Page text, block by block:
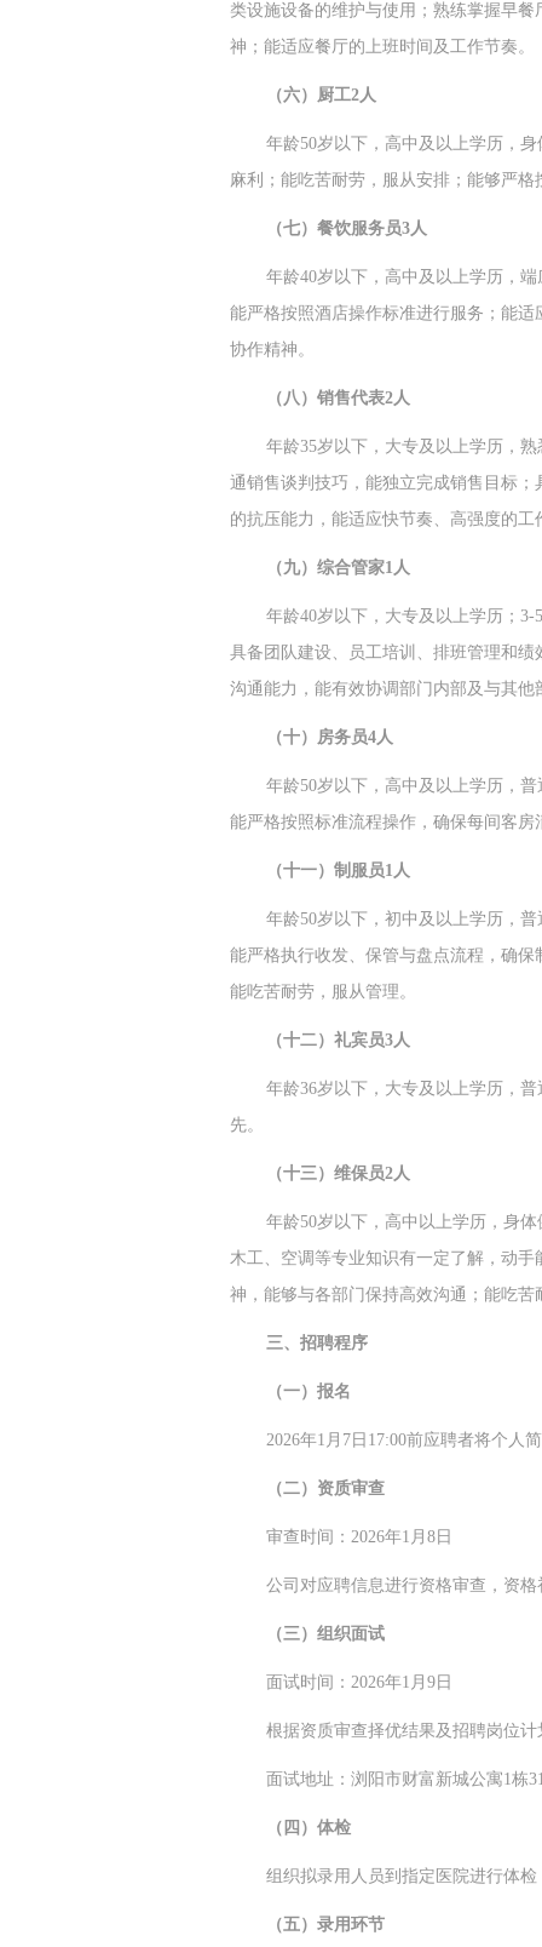
类设施设备的维护与使用；熟练掌握早
神；能适应餐厅的上班时间及工作节奏。
（六）厨工2人
年龄50岁以下，高中及以上学历，
麻利；能吃苦耐劳，服从安排；能够严
（七）餐饮服务员3人
年龄40岁以下，高中及以上学历，
能严格按照酒店操作标准进行服务；能
协作精神。
（八）销售代表2人
年龄35岁以下，大专及以上学历，
通销售谈判技巧，能独立完成销售目标
的抗压能力，能适应快节奏、高强度的工
（九）综合管家1人
年龄40岁以下，大专及以上学历；
具备团队建设、员工培训、排班管理和
沟通能力，能有效协调部门内部及与其
（十）房务员4人
年龄50岁以下，高中及以上学历，
能严格按照标准流程操作，确保每间客
（十一）制服员1人
年龄50岁以下，初中及以上学历，
能严格执行收发、保管与盘点流程，确
能吃苦耐劳，服从管理。
（十二）礼宾员3人
年龄36岁以下，大专及以上学历，
先。
（十三）维保员2人
年龄50岁以下，高中以上学历，身
木工、空调等专业知识有一定了解，动
神，能够与各部门保持高效沟通；能吃
三、招聘程序
（一）报名
2026年1月7日17:00前应聘者将个人
（二）资质审查
审查时间：2026年1月8日
公司对应聘信息进行资格审查，资
（三）组织面试
面试时间：2026年1月9日
根据资质审查择优结果及招聘岗位
面试地址：浏阳市财富新城公寓1栋
（四）体检
组织拟录用人员到指定医院进行体
（五）录用环节